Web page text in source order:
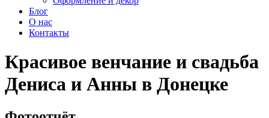
Блог
О нас
Контакты
Красивое венчание и свадьба
Дениса и Анны в Донецке